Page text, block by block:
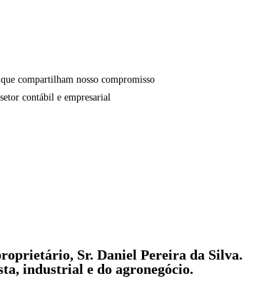
compartilham nosso compromisso
contábil e empresarial
Sr. Daniel Pereira da Silva.
industrial e do agronegócio.